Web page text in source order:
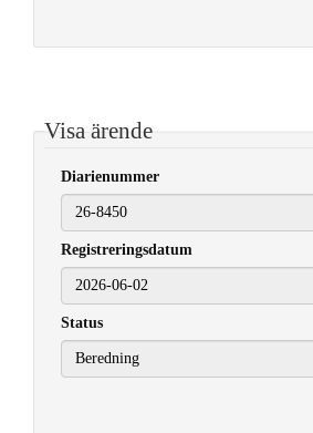
Visa ärende
Diarienummer
Registreringsdatum
2026-06-02
Status